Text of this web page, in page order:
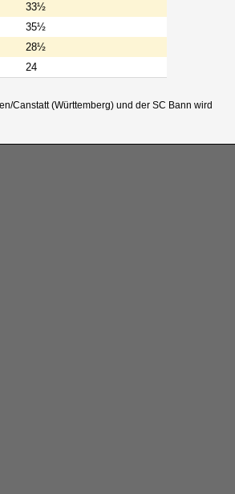
33½
35½
28½
24
Canstatt (Württemberg) und der SC Bann wird